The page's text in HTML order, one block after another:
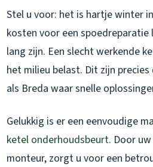
Stel u voor: het is hartje winter
kosten voor een
lang zijn. Een slecht werkende
het milieu belast. Dit zijn
als Breda waar snelle
Gelukkig is er een eenvoudige
ketel onderhoudsbeurt. Door
monteur, zorgt u voor een